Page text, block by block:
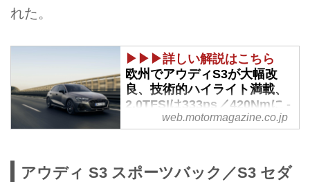
れた。
▶▶▶詳しい解説はこちら
欧州でアウディS3が大幅改
良、技術的ハイライト満載、
2.0TFSIは333ps／420Nmに -
Webモーターマガジン
ーツバック／S3セダンの大幅改
web.motormagazine.co.jp
アウディ S3 スポーツバック／S3 セダ